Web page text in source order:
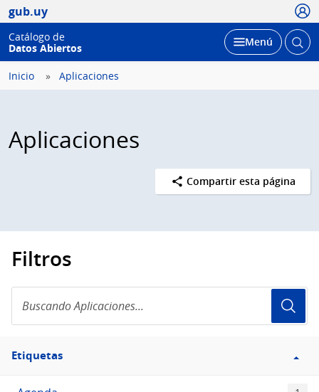
gub.uy
Catálogo de
Datos Abiertos
Desplegar
Menú Abrir
Inicio Aplicaciones
Aplicaciones
Compartir esta página
Filtros
Aplicaciones...
Filtro
Etiquetas
Etiquetas